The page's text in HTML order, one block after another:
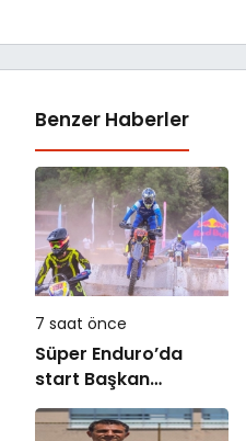
Benzer Haberler
7 saat önce
Süper Enduro’da
start Başkan
Büyükakın’dan